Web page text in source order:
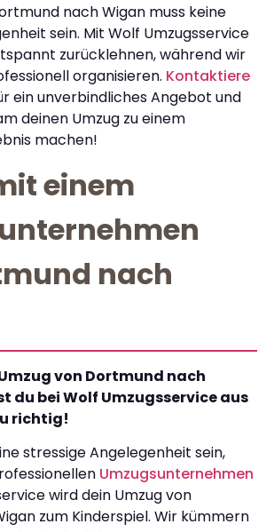
nach Wigan muss keine
sein. Mit Wolf Umzugsservice
zurücklehnen, während wir
organisieren. Kontaktiere
ein unverbindliches Angebot und
deinen Umzug zu einem
machen!
einem
nach
von Dortmund nach
du bei Wolf Umzugsservice aus
richtig!
stressige Angelegenheit sein,
Umzugsunternehmen
wird dein Umzug von
zum Kinderspiel. Wir kümmern